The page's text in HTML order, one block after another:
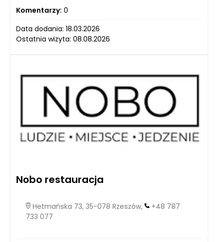
Komentarzy: 0
Data dodania: 18.03.2026
Ostatnia wizyta: 08.08.2026
Nobo restauracja
Hetmańska 73, 35-078 Rzeszów,
+48 787
733 077